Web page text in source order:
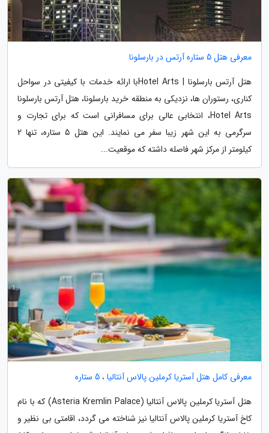
معرفی هتل 5 ستاره آرتس در بارسلونا
هتل آرتس بارسلونا | Hotel Artsبا ارائه خدمات با کیفیتی در سواحل
کناری، رستوران ها، نزدیکی به منطقه خرید بارسلونا، هتل آرتس بارسلونا
Hotel Arts، انتخابی عالی برای مسافرانی است که برای تجارت و
سرگرمی به این شهر زیبا سفر می نمایند. این هتل 5 ستاره، تنها 2
کیلومتر از مرکز شهر فاصله داشته که موقعیت...
معرفی کامل هتل آستریا کرملین پالاس آنتالیا ، 5 ستاره
هتل آستریا کرملین پالاس آنتالیا (Asteria Kremlin Palace) که با نام
کاخ آستریا کرملین پالاس آنتالیا نیز شناخته می گردد، اقامتی بی نظیر و